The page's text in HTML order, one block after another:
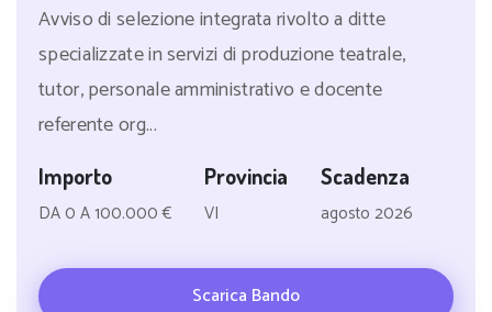
Avviso di selezione integrata rivolto a ditte
specializzate in servizi di produzione teatrale,
tutor, personale amministrativo e docente
referente org...
Importo
DA 0 A 100.000 €
Provincia
VI
Scadenza
agosto 2026
Scarica Bando